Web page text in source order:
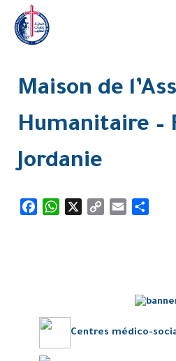
Maison de
Humanitaire –
Jordanie
FacebookWhatsApp
Copy
Email
Centres médico-